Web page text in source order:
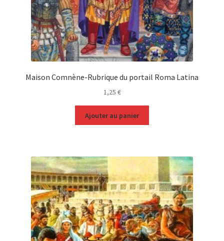
Maison Comnène-Rubrique du portail Roma Latina
1,25 €
Ajouter au panier